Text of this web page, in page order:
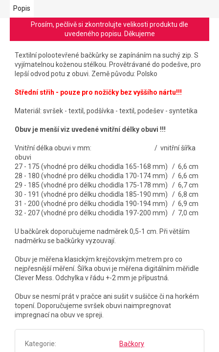
Popis
Prosím, pečlivě si zkontrolujte velikosti produktu dle
uvedeného popisu. Děkujeme
Textilní polootevřené bačkůrky se zapínáním na suchý zip. S
vyjímatelnou koženou stélkou. Provětrávané do podešve, pro
lepší odvod potu z obuvi. Země původu: Polsko
Střední střih - pouze pro nožičky bez vyššího nártu!!!
Materiál: svršek - textil, podšívka - textil, podešev - syntetika
Obuv je menší viz uvedené vnitřní délky obuvi !!!
Vnitřní délka obuvi v mm: / vnitřní šířka
obuvi
27 - 175 (vhodné pro délku chodidla 165-168 mm) / 6,6 cm
28 - 180 (vhodné pro délku chodidla 170-174 mm) / 6,6 cm
29 - 185 (vhodné pro délku chodidla 175-178 mm) / 6,7 cm
30 - 191 (vhodné pro délku chodidla 185-190 mm) / 6,8 cm
31 - 200 (vhodné pro délku chodidla 190-194 mm) / 6,9 cm
32 - 207 (vhodné pro délku chodidla 197-200 mm) / 7,0 cm
U bačkůrek doporučujeme nadměrek 0,5-1 cm. Při větším
nadměrku se bačkůrky vyzouvají.
Obuv je měřena klasickým krejčovským metrem pro co
nejpřesnější měření. Šířka obuvi je měřena digitálním měřidle
Clever Mess. Odchylka v řádu +-2 mm je přípustná.
Obuv se nesmí prát v pračce ani sušit v sušičce či na horkém
topení. Doporučujeme svršek obuvi naimpregnovat
impregnací na obuv ve spreji.
Kategorie: Bačkory